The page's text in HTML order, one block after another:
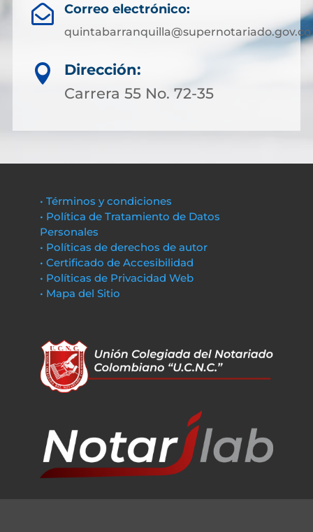
 Correo electrónico:
quintabarranquilla@supernotariado.gov.co

Dirección:
Carrera 55 No. 72-35
• Términos y condiciones
• Política de Tratamiento de Datos
Personales
• Políticas de derechos de autor
• Certificado de Accesibilidad
• Políticas de Privacidad Web
• Mapa del Sitio